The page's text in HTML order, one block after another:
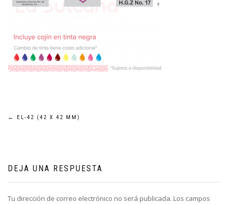
Navegación
entradas
← EL-42 (42 X 42 MM)
DEJA UNA RESPUESTA
Tu dirección de correo electrónico no será publicada. Los campos